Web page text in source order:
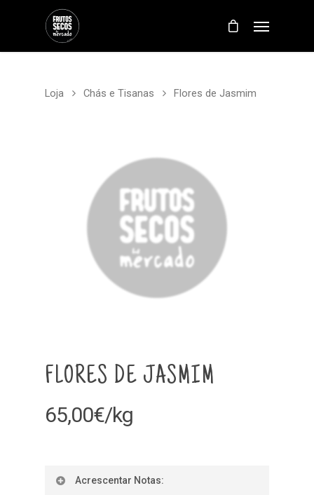
Loja Chás e Tisanas Flores de Jasmim
FLORES DE JASMIM
65,00€/kg
Acrescentar Notas: